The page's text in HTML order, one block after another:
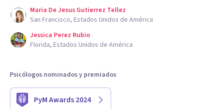
Maria De Jesus Gutierrez Tellez
San Francisco, Estados Unidos de América
Jessica Perez Rubio
Florida, Estados Unidos de América
Psicólogos nominados y premiados
PyM Awards 2024